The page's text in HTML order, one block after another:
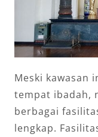
Meski kawasan
tempat ibadah,
berbagai
lengkap.